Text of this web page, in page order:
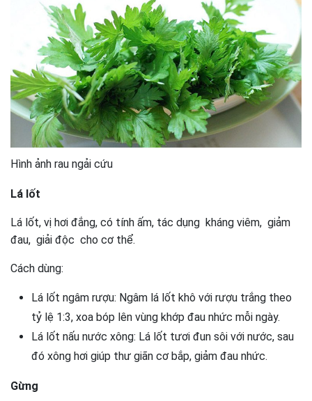
Hình ảnh rau ngải cứu
Lá lốt
Lá lốt, vị hơi đắng, có tính ấm, tác dụng kháng viêm, giảm
đau, giải độc cho cơ thể.
Cách dùng:
Lá lốt ngâm rượu: Ngâm lá lốt khô với rượu trắng theo
tỷ lệ 1:3, xoa bóp lên vùng khớp đau nhức mỗi ngày.
Lá lốt nấu nước xông: Lá lốt tươi đun sôi với nước, sau
đó xông hơi giúp thư giãn cơ bắp, giảm đau nhức.
Gừng